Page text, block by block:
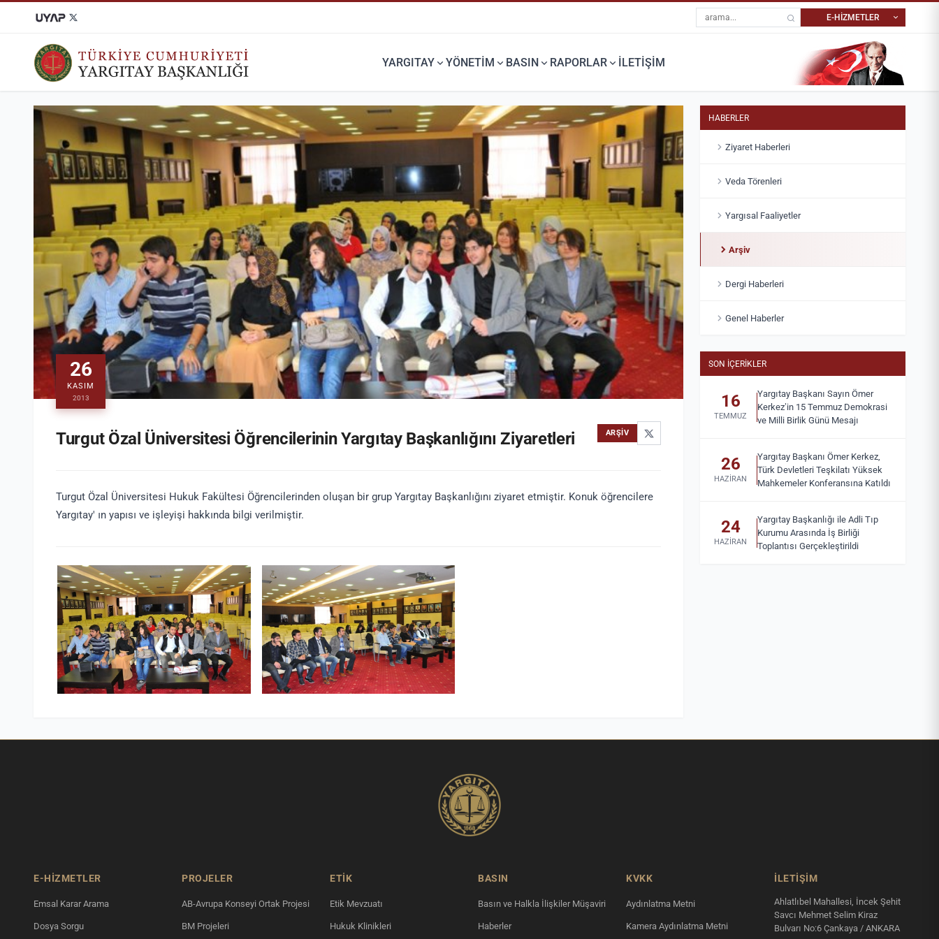
Site içi arama E-HİZMETLER
KARAR ARAMA
Tüm Yargıtay kararlarına
ulaşabilirsiniz.
DOSYA SORGU
Dosyanızın Yargıtay'da
durumunu öğrenebilirsiniz.
Dosyanızın duruşma bilgilerini
öğrenebilirsiniz.
Dosyanızda Teblinağmesini
görebilirsiniz.
Dosyanıza ait tüm randevu
işlemlerini yapabilirsiniz.
YARGITAY İÇTIHAT
MERKEZI
İçtihat niteliği taşıyan
YARGITAY YÖNETİM BASIN RAPORLAR İLETİŞİM
26
KASIM
2013
Turgut Özal Üniversitesi Öğrencilerinin Yargıtay Başkanlığını Ziyaretleri ARŞIV
Turgut Özal Üniversitesi Hukuk Fakültesi Öğrencilerinden oluşan bir grup Yargıtay Başkanlığını ziyaret etmiştir. Konuk öğrencilere
Yargıtay' ın yapısı ve işleyişi hakkında bilgi verilmiştir.
HABERLER
Ziyaret Haberleri
Veda Törenleri
Yargısal Faaliyetler
Arşiv
Dergi Haberleri
Genel Haberler
SON İÇERIKLER
16
TEMMUZ
Yargıtay Başkanı Sayın Ömer
Kerkez’in 15 Temmuz Demokrasi
ve Milli Birlik Günü Mesajı
26
HAZIRAN
Yargıtay Başkanı Ömer Kerkez,
Türk Devletleri Teşkilatı Yüksek
Mahkemeler Konferansına Katıldı
24
HAZIRAN
Yargıtay Başkanlığı ile Adli Tıp
Kurumu Arasında İş Birliği
Toplantısı Gerçekleştirildi
E-HİZMETLER
Emsal Karar Arama
Dosya Sorgu
PROJELER
AB-Avrupa Konseyi Ortak Projesi
BM Projeleri
ETİK
Etik Mevzuatı
Hukuk Klinikleri
BASIN
Basın ve Halkla İlişkiler Müşaviri
Haberler
KVKK
Aydınlatma Metni
Kamera Aydınlatma Metni
İLETIŞIM
Ahlatlıbel Mahallesi, İncek Şehit
Savcı Mehmet Selim Kiraz
Bulvarı No:6 Çankaya / ANKARA